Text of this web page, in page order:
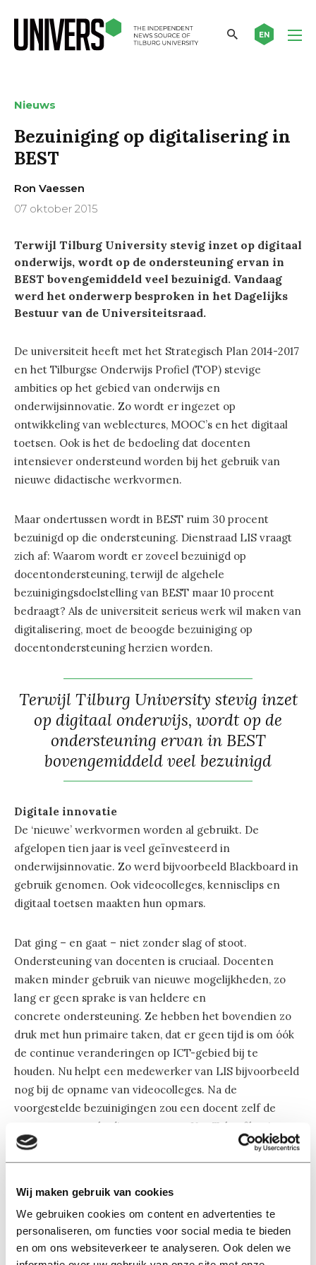
Wij maken gebruik van cookies
We gebruiken cookies om content en advertenties te
personaliseren, om functies voor social media te bieden
en om ons websiteverkeer te analyseren. Ook delen we
EN
Nieuws
Bezuiniging op digitalisering in
BEST
Ron Vaessen
07 oktober 2015
Terwijl Tilburg University stevig inzet op digitaal
onderwijs, wordt op de ondersteuning ervan in
BEST bovengemiddeld veel bezuinigd. Vandaag
werd het onderwerp besproken in het Dagelijks
Bestuur van de Universiteitsraad.
De universiteit heeft met het Strategisch Plan 2014-2017
en het Tilburgse Onderwijs Profiel (TOP) stevige
ambities op het gebied van onderwijs en
onderwijsinnovatie. Zo wordt er ingezet op
ontwikkeling van weblectures, MOOC’s en het digitaal
toetsen. Ook is het de bedoeling dat docenten
intensiever ondersteund worden bij het gebruik van
nieuwe didactische werkvormen.
Maar ondertussen wordt in BEST ruim 30 procent
bezuinigd op die ondersteuning. Dienstraad LIS vraagt
zich af: Waarom wordt er zoveel bezuinigd op
docentondersteuning, terwijl de algehele
bezuinigingsdoelstelling van BEST maar 10 procent
bedraagt? Als de universiteit serieus werk wil maken van
digitalisering, moet de beoogde bezuiniging op
docentondersteuning herzien worden.
Terwijl Tilburg University stevig inzet
op digitaal onderwijs, wordt op de
ondersteuning ervan in BEST
bovengemiddeld veel bezuinigd
Digitale innovatie
De ‘nieuwe’ werkvormen worden al gebruikt. De
afgelopen tien jaar is veel geïnvesteerd in
onderwijsinnovatie. Zo werd bijvoorbeeld Blackboard in
gebruik genomen. Ook videocolleges, kennisclips en
digitaal toetsen maakten hun opmars.
Dat ging – en gaat – niet zonder slag of stoot.
Ondersteuning van docenten is cruciaal. Docenten
maken minder gebruik van nieuwe mogelijkheden, zo
lang er geen sprake is van heldere en
concrete ondersteuning. Ze hebben het bovendien zo
druk met hun primaire taken, dat er geen tijd is om óók
de continue veranderingen op ICT-gebied bij te
houden. Nu helpt een medewerker van LIS bijvoorbeeld
nog bij de opname van videocolleges. Na de
voorgestelde bezuinigingen zou een docent zelf de
camera moeten bedienen om een You Tube-filmpje te
maken.
De voorgestelde bezuiniging raakt ook direct aan het
digitaal toetsen van studenten. Een jaar geleden werd
een ‘digitaal toets expert’ aangesteld, omdat de
universiteit vaker op deze manier wil gaan toetsen. Die